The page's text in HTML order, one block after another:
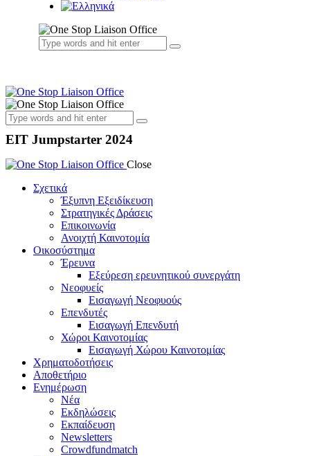
EIT Jumpstarter 2024
Close
Σχετικά
Έξυπνη Εξειδίκευση
Στρατηγικές Δράσεις
Επικοινωνία
Ανοιχτή Καινοτομία
Οικοσύστημα
Έρευνα
Εξεύρεση ερευνητικού συνεργάτη
Νεοφυείς
Εισαγωγή Νεοφυούς
Επενδυτές
Εισαγωγή Επενδυτή
Χώροι Καινοτομίας
Εισαγωγή Χώρου Καινοτομίας
Χρηματοδοτήσεις
Αποθετήριο
Ενημέρωση
Νέα
Εκδηλώσεις
Εκπαίδευση
Newsletters
Crowdfundmatch